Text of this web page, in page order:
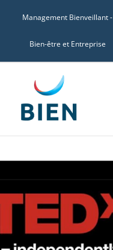
Management Bienveillant -
Bien-être et Entreprise